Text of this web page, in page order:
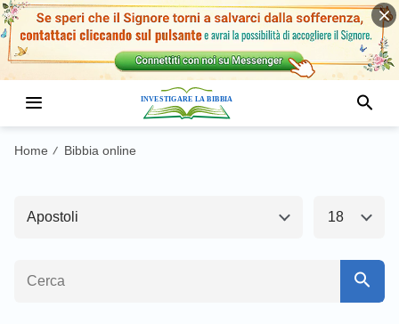
Home / Bibbia online
Apostoli
Antico Testamento1 Nuovo Testamento
Matteo
Apostoli 18